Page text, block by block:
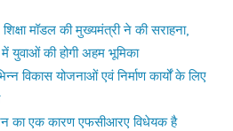
मॉडल की मुख्यमंत्री ने की सराहना,
युवाओं की होगी अहम भूमिका
विकास योजनाओं एवं निर्माण कार्यों के लिए
का एक कारण एफसीआरए विधेयक है